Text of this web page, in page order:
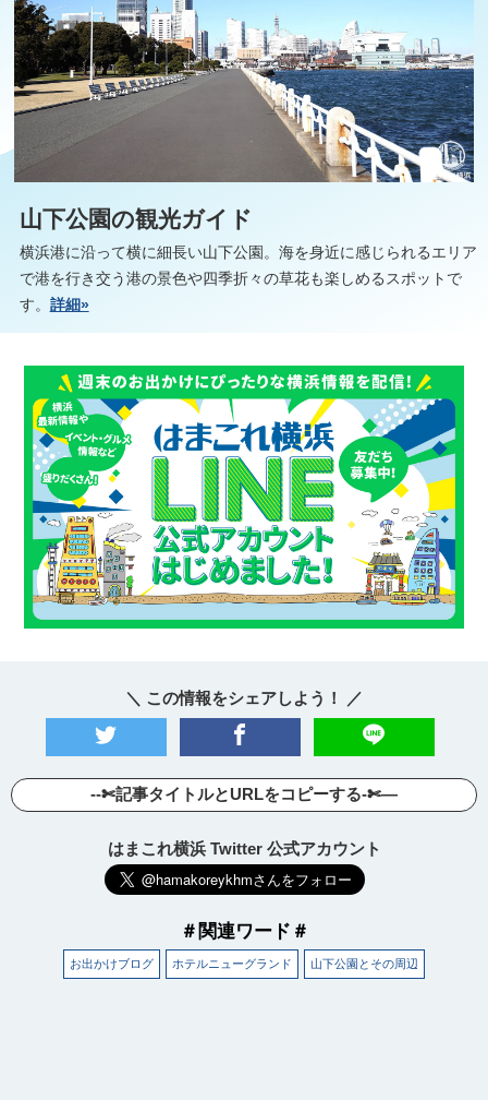
山下公園の観光ガイド
横浜港に沿って横に細長い山下公園。海を身近に感じられるエリア
で港を行き交う港の景色や四季折々の草花も楽しめるスポットで
す。 詳細»
＼ この情報をシェアしよう！ ／
--✄記事タイトルとURLをコピーする-✄—
はまこれ横浜 Twitter 公式アカウント
＃関連ワード＃
お出かけブログ ホテルニューグランド 山下公園とその周辺